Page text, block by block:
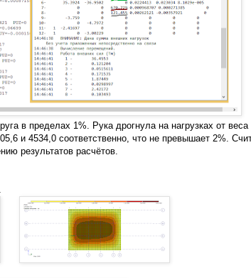
в пределах 1%. Рука дрогнула на нагрузках от
и 4534,0 соответственно, что не превышает 2%.
результатов расчётов.